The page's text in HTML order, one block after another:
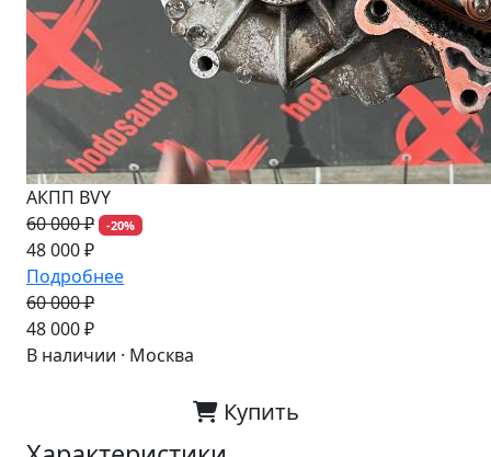
АКПП BVY
60 000 ₽
-20%
48 000 ₽
Подробнее
60 000 ₽
48 000 ₽
В наличии · Москва
Купить